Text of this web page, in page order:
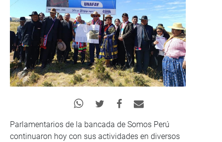
Parlamentarios de la bancada de Somos Perú
continuaron hoy con sus actividades en diversos